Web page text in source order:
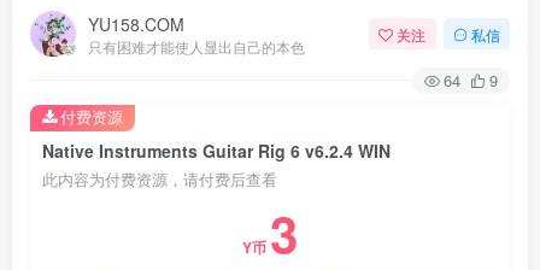
YU158.COM
只有困难才能使人显出自己的本色
关注 私信
64 9
Native Instruments Guitar Rig 6 v6.2.4 WIN
此内容为付费资源，请付费后查看
Y币 3
付费资源